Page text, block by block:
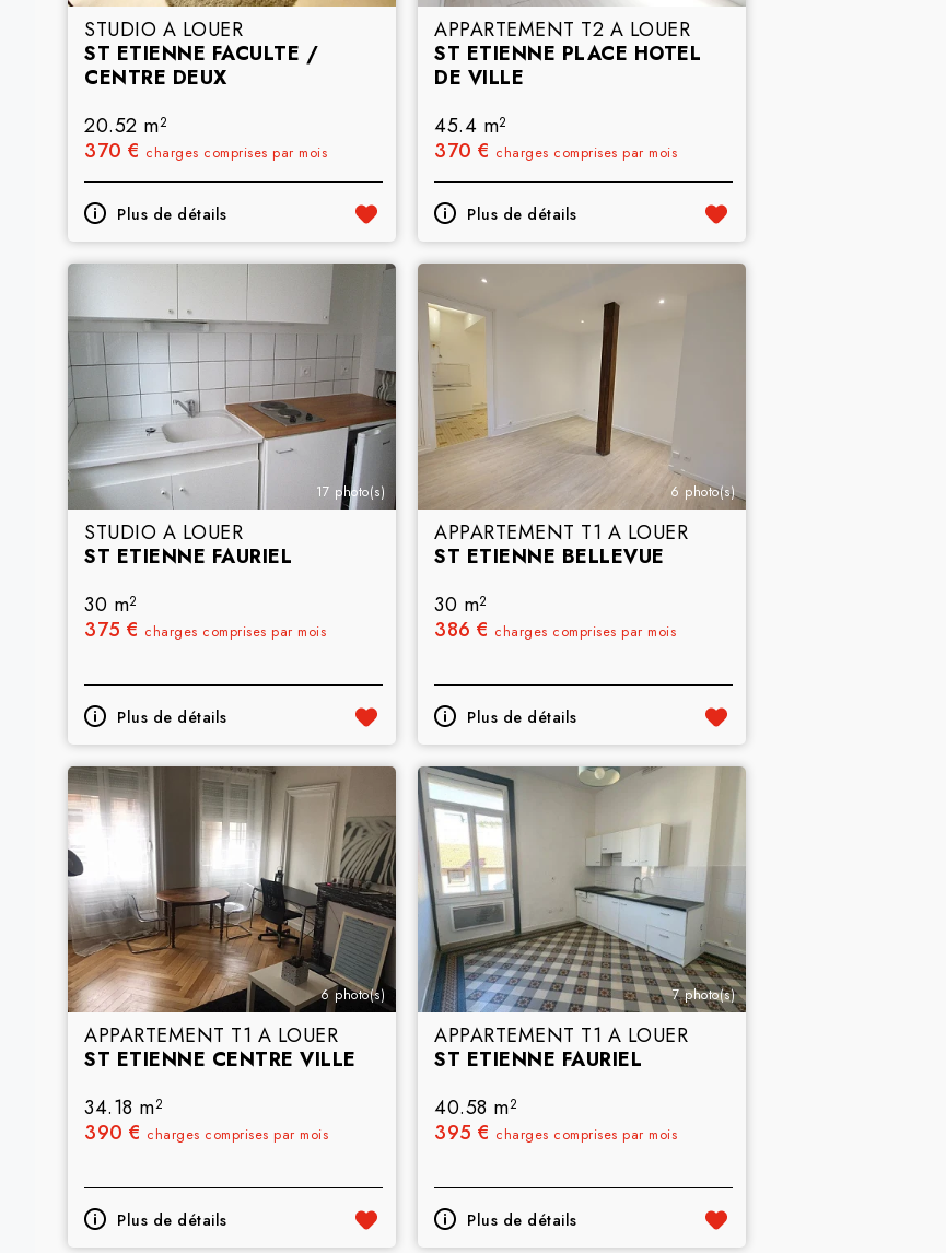
STUDIO A LOUER
ST ETIENNE FACULTE /
CENTRE DEUX
20.52 m2
370 € charges comprises par mois
Plus de détails
APPARTEMENT T2 A LOUER
ST ETIENNE PLACE HOTEL
DE VILLE
45.4 m2
370 € charges comprises par mois
Plus de détails
17 photo(s)
STUDIO A LOUER
ST ETIENNE FAURIEL
30 m2
375 € charges comprises par mois
Plus de détails
6 photo(s)
APPARTEMENT T1 A LOUER
ST ETIENNE BELLEVUE
30 m2
386 € charges comprises par mois
Plus de détails
6 photo(s)
APPARTEMENT T1 A LOUER
ST ETIENNE CENTRE VILLE
34.18 m2
390 € charges comprises par mois
Plus de détails
7 photo(s)
APPARTEMENT T1 A LOUER
ST ETIENNE FAURIEL
40.58 m2
395 € charges comprises par mois
Plus de détails